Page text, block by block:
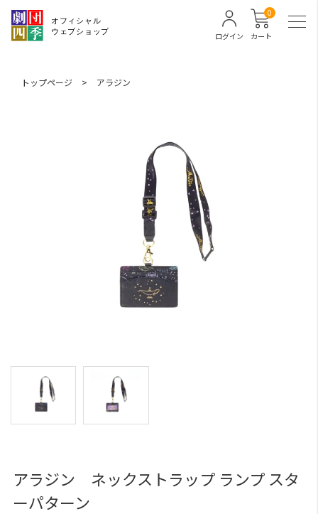
カート
0
ログイン
トップページ > アラジン
アラジン ネックストラップ ランプ スタ
ーパターン